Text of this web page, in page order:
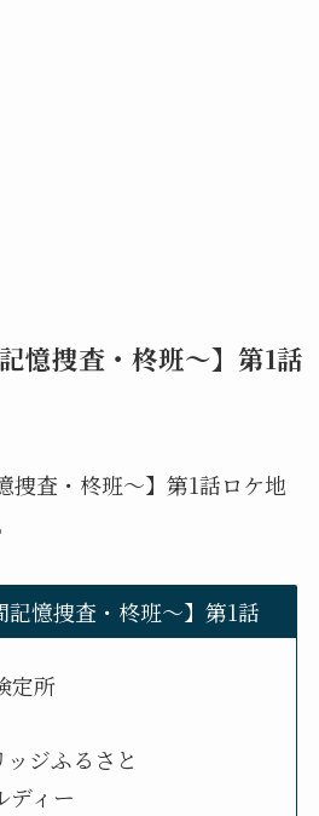
憶捜査・柊班～】第1話
捜査・柊班～】第1話ロケ地
記憶捜査・柊班～】第1話
定所
ッジふるさと
ディー